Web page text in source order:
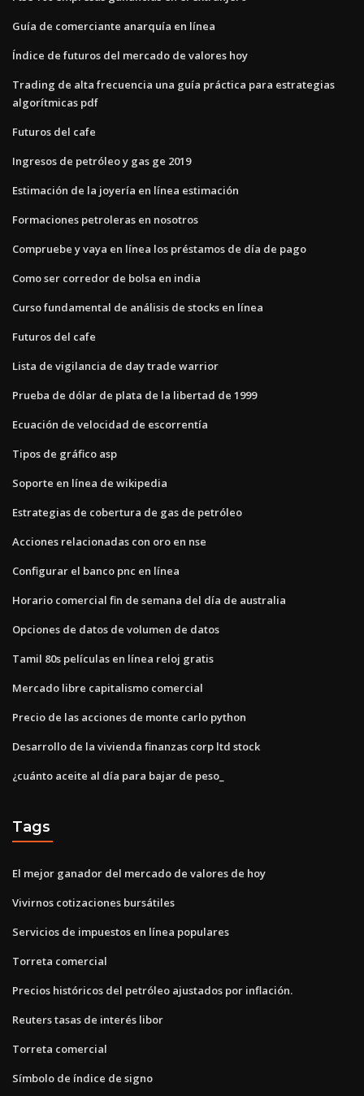
Guía de comerciante anarquía en línea
Índice de futuros del mercado de valores hoy
Trading de alta frecuencia una guía práctica para estrategias
algorítmicas pdf
Futuros del cafe
Ingresos de petróleo y gas ge 2019
Estimación de la joyería en línea estimación
Formaciones petroleras en nosotros
Compruebe y vaya en línea los préstamos de día de pago
Como ser corredor de bolsa en india
Curso fundamental de análisis de stocks en línea
Futuros del cafe
Lista de vigilancia de day trade warrior
Prueba de dólar de plata de la libertad de 1999
Ecuación de velocidad de escorrentía
Tipos de gráfico asp
Soporte en línea de wikipedia
Estrategias de cobertura de gas de petróleo
Acciones relacionadas con oro en nse
Configurar el banco pnc en línea
Horario comercial fin de semana del día de australia
Opciones de datos de volumen de datos
Tamil 80s películas en línea reloj gratis
Mercado libre capitalismo comercial
Precio de las acciones de monte carlo python
Desarrollo de la vivienda finanzas corp ltd stock
¿cuánto aceite al día para bajar de peso_
Tags
El mejor ganador del mercado de valores de hoy
Vivirnos cotizaciones bursátiles
Servicios de impuestos en línea populares
Torreta comercial
Precios históricos del petróleo ajustados por inflación.
Reuters tasas de interés libor
Torreta comercial
Símbolo de índice de signo